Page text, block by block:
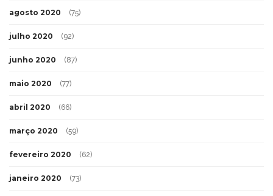
agosto 2020 (75)
julho 2020 (92)
junho 2020 (87)
maio 2020 (77)
abril 2020 (66)
março 2020 (59)
fevereiro 2020 (62)
janeiro 2020 (73)